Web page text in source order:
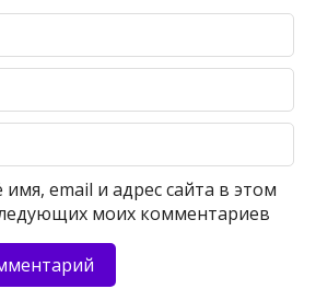
email и адрес сайта в этом
моих комментариев